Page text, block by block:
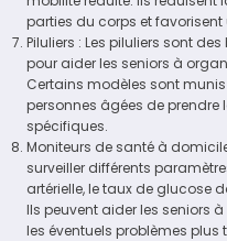
parties du corps et
Piluliers : Les piluliers sont
pour aider les seniors à
Certains modèles sont
personnes âgées de
spécifiques.
Moniteurs de santé à
surveiller différents
artérielle, le taux de glucose
Ils peuvent aider les seniors
les éventuels problèmes plus